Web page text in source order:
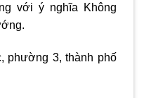
với ý nghĩa Không
phường 3, thành phố